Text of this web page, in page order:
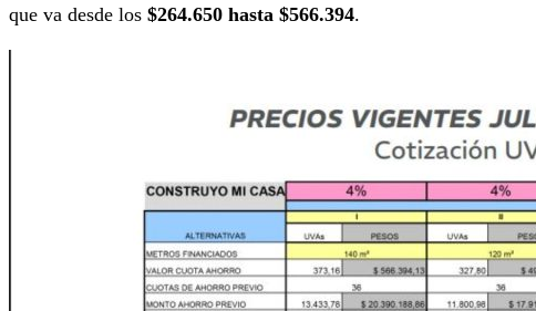
que va desde los $264.650 hasta $566.394.